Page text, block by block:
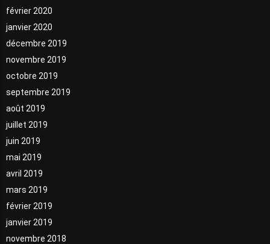
février 2020
janvier 2020
décembre 2019
novembre 2019
octobre 2019
septembre 2019
août 2019
juillet 2019
juin 2019
mai 2019
avril 2019
mars 2019
février 2019
janvier 2019
novembre 2018